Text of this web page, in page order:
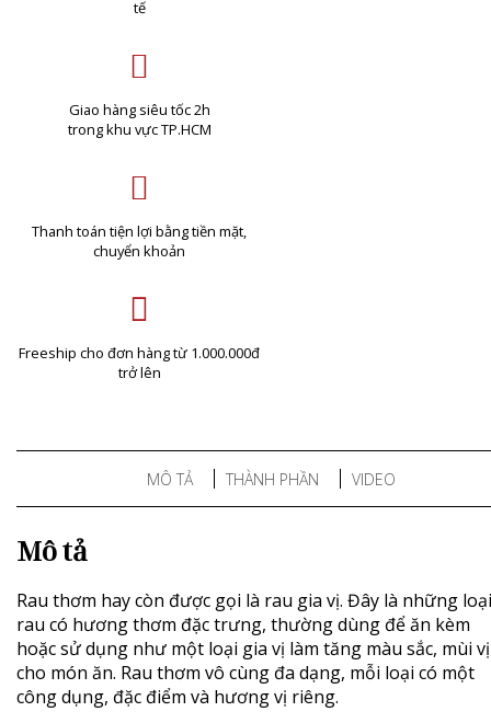
tế
Giao hàng siêu tốc 2h
trong khu vực TP.HCM
Thanh toán tiện lợi bằng tiền mặt,
chuyển khoản
Freeship cho đơn hàng từ 1.000.000đ
trở lên
MÔ TẢ THÀNH PHẦN VIDEO
Mô tả
Rau thơm hay còn được gọi là rau gia vị. Đây là những loại
rau có hương thơm đặc trưng, thường dùng để ăn kèm
hoặc sử dụng như một loại gia vị làm tăng màu sắc, mùi vị
cho món ăn. Rau thơm vô cùng đa dạng, mỗi loại có một
công dụng, đặc điểm và hương vị riêng.